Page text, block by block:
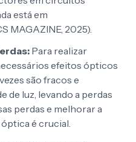
está em
MAGAZINE, 2025).
Para realizar
efeitos ópticos
são fracos e
de luz, levando a perdas
perdas e melhorar a
é crucial.